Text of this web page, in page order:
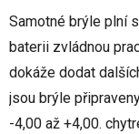
Samotné brýle plní
baterii zvládnou
dokáže dodat
jsou brýle
-4,00 až +4,00.